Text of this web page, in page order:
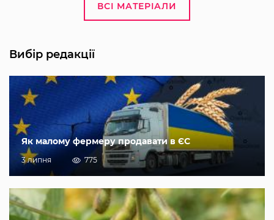
ВСІ МАТЕРІАЛИ
Вибір редакції
Як малому фермеру продавати в ЄС
3 липня 775